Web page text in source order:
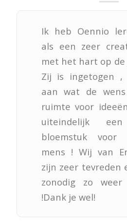
Ik heb Oennio
als een zeer
met het hart op de
Zij is ingetogen ,
aan wat de
ruimte voor
uiteindelijk
bloemstuk voor
mens ! Wij van
zijn zeer tevreden
zonodig zo
!Dank je wel!